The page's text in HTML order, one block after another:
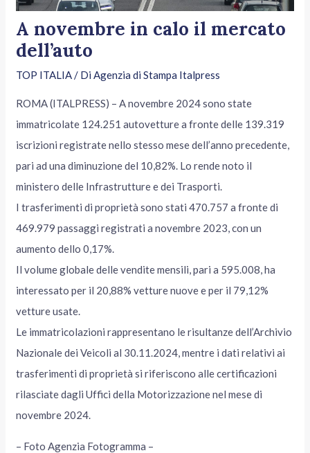
A novembre in calo il mercato
dell’auto
TOP ITALIA/ DiAgenzia di Stampa Italpress
ROMA (ITALPRESS) – A novembre 2024 sono state
immatricolate 124.251 autovetture a fronte delle 139.319
iscrizioni registrate nello stesso mese dell’anno precedente,
pari ad una diminuzione del 10,82%. Lo rende noto il
ministero delle Infrastrutture e dei Trasporti.
I trasferimenti di proprietà sono stati 470.757 a fronte di
469.979 passaggi registrati a novembre 2023, con un
aumento dello 0,17%.
Il volume globale delle vendite mensili, pari a 595.008, ha
interessato per il 20,88% vetture nuove e per il 79,12%
vetture usate.
Le immatricolazioni rappresentano le risultanze dell’Archivio
Nazionale dei Veicoli al 30.11.2024, mentre i dati relativi ai
trasferimenti di proprietà si riferiscono alle certificazioni
rilasciate dagli Uffici della Motorizzazione nel mese di
novembre 2024.
– Foto Agenzia Fotogramma –